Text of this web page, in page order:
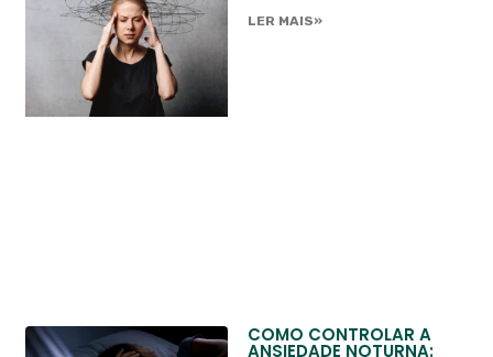
LER MAIS»
COMO CONTROLAR A
ANSIEDADE NOTURNA: